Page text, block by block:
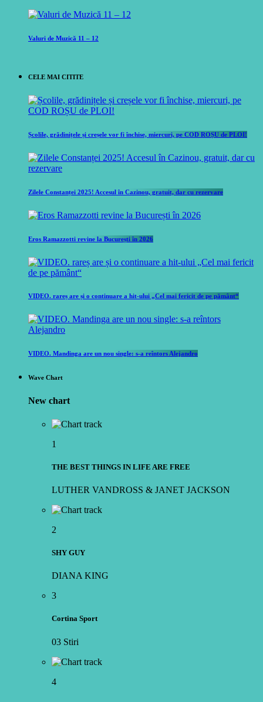
Valuri de Muzică 11 – 12
CELE MAI CITITE
Școlile, grădinițele și creșele vor fi închise, miercuri, pe COD ROȘU de PLOI!
Zilele Constanței 2025! Accesul în Cazinou, gratuit, dar cu rezervare
Eros Ramazzotti revine la București în 2026
VIDEO. rareș are și o continuare a hit-ului „Cel mai fericit de pe pământ“
VIDEO. Mandinga are un nou single: s-a reîntors Alejandro
Wave Chart
New chart
1
THE BEST THINGS IN LIFE ARE FREE
LUTHER VANDROSS & JANET JACKSON
2
SHY GUY
DIANA KING
3
Cortina Sport
03 Stiri
4